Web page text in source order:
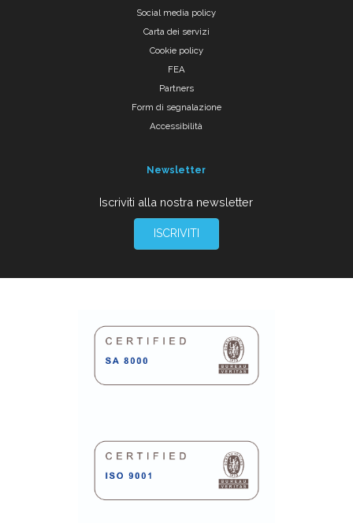
Social media policy
Carta dei servizi
Cookie policy
FEA
Partners
Form di segnalazione
Accessibilità
Newsletter
Iscriviti alla nostra newsletter
ISCRIVITI